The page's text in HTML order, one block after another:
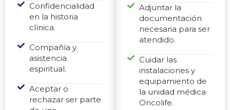
Confidencialidad
en la historia
clínica.
Compañía y
asistencia
espiritual.
Aceptar o
rechazar ser parte
Adjuntar la
documentación
necesaria para ser
atendido.
Cuidar las
instalaciones y
equipamiento de
la unidad médica
Oncolife.